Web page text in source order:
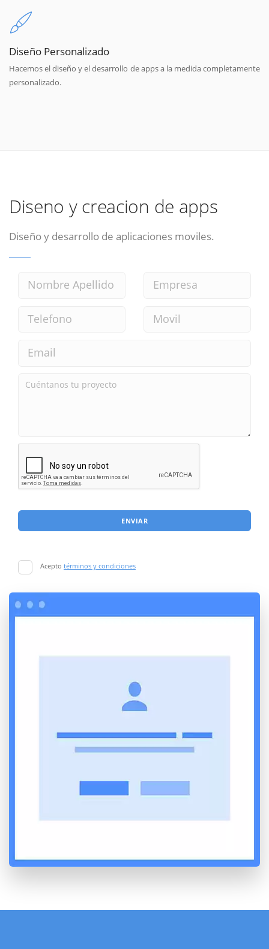
Diseño Personalizado
Hacemos el diseño y el desarrollo de apps a la medida completamente
personalizado.
Diseno y creacion de apps
Diseño y desarrollo de aplicaciones moviles.
ENVIAR
Acepto términos y condiciones